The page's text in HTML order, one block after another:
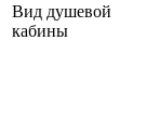
Вид душевой
кабины